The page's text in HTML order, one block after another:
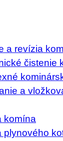
a revízia
čistenie
a
komína
plynového